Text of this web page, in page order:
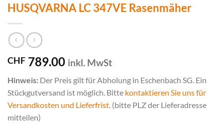
HUSQVARNA LC 347VE Rasenmäher
CHF 789.00 inkl. MwSt
Hinweis: Der Preis gilt für Abholung in Eschenbach SG. Ein
Stückgutversand ist möglich. Bitte kontaktieren Sie uns für
Versandkosten und Lieferfrist. (bitte PLZ der Lieferadresse
mitteilen)